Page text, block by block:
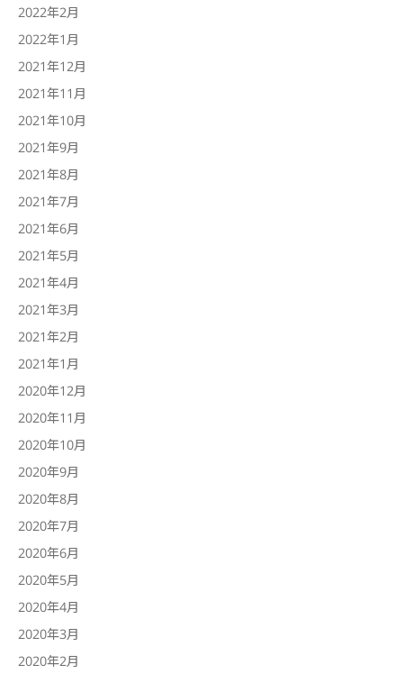
2022年2月
2022年1月
2021年12月
2021年11月
2021年10月
2021年9月
2021年8月
2021年7月
2021年6月
2021年5月
2021年4月
2021年3月
2021年2月
2021年1月
2020年12月
2020年11月
2020年10月
2020年9月
2020年8月
2020年7月
2020年6月
2020年5月
2020年4月
2020年3月
2020年2月